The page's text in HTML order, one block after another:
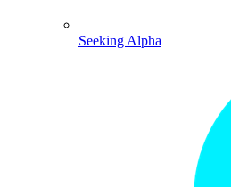
Seeking Alpha